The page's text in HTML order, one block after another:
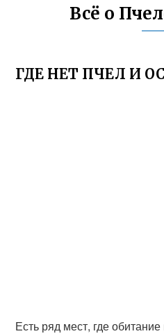
Всё о
ГДЕ НЕТ ПЧЕЛ И ОС
Есть ряд мест, где